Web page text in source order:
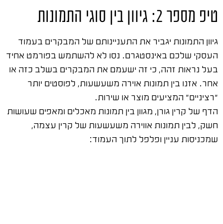
טיפ מספר 2: גיוון בין סוגי התמונות
גיוון התמונות יגביר את התעניינותם של המבקרים בעמוד
העסקי שלכם באינסטגרם. נסו לא להשתמש בפורמט אחיד
בעל נראות זהה, כי זה ישעמם את המבקרים בשלב כזה או
אחר. אזנו בין תמונות אוירה משעשעות, לפוסטים יותר
"רציניים" המציעים מוצר או שירות.
הדף של קרין גורן, מגוון בין תמונות מאכלים ומאפים שעושות
חשק, לבין תמונות אווירה משעשעות של קרין עצמה,
שמכניסות עניין ופלפל לתוך העמוד: